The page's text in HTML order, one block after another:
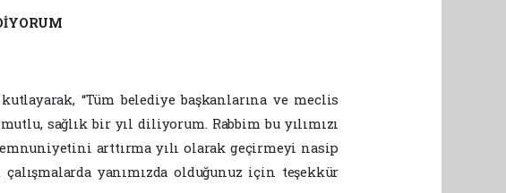
“Tüm belediye başkanlarına ve meclis
sağlık bir yıl diliyorum. Rabbim bu yılımızı
arttırma yılı olarak geçirmeyi nasip
yanımızda olduğunuz için teşekkür